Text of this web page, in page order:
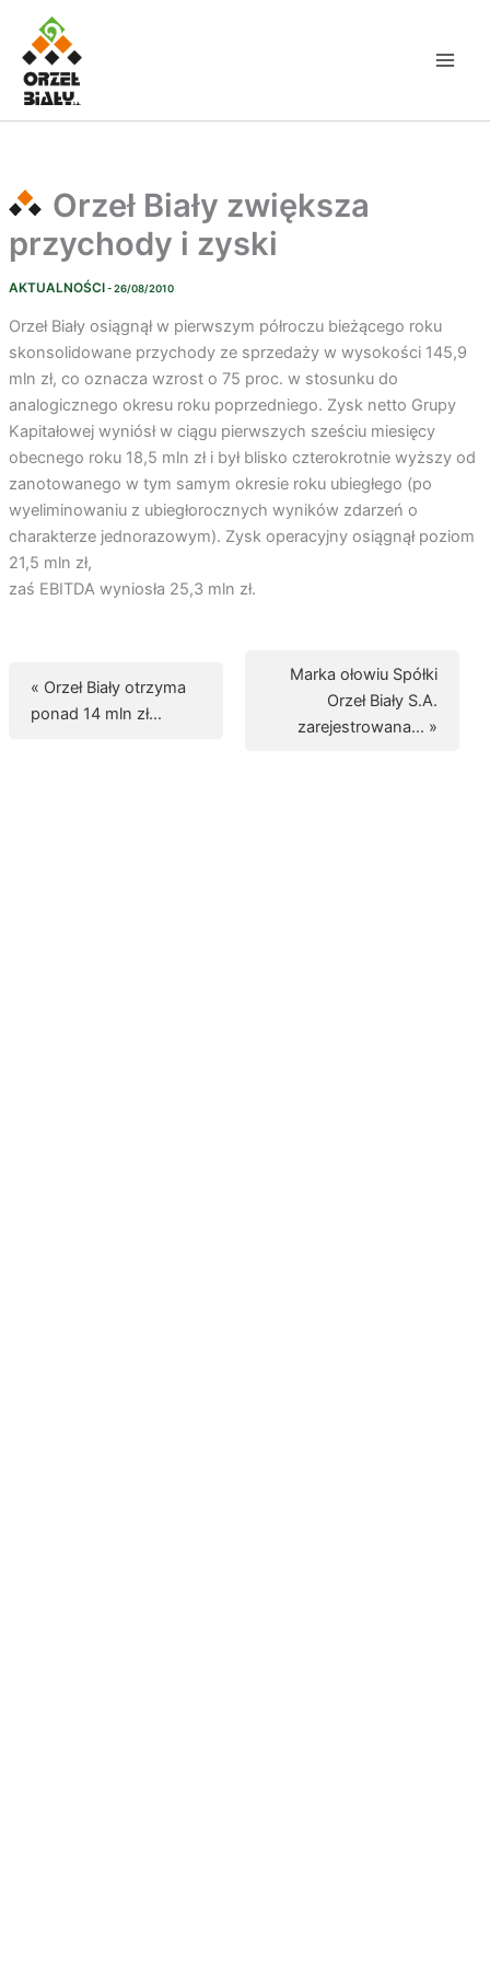
Przejdź
treści
Orzeł Biały zwiększa
przychody i zyski
AKTUALNOŚCI- 26/08/2010
Orzeł Biały osiągnął w pierwszym półroczu bieżącego roku
skonsolidowane przychody ze sprzedaży w wysokości 145,9
mln zł, co oznacza wzrost o 75 proc. w stosunku do
analogicznego okresu roku poprzedniego. Zysk netto Grupy
Kapitałowej wyniósł w ciągu pierwszych sześciu miesięcy
obecnego roku 18,5 mln zł i był blisko czterokrotnie wyższy od
zanotowanego w tym samym okresie roku ubiegłego (po
wyeliminowaniu z ubiegłorocznych wyników zdarzeń o
charakterze jednorazowym). Zysk operacyjny osiągnął poziom
21,5 mln zł,
zaś EBITDA wyniosła 25,3 mln zł.
« Orzeł Biały otrzyma
ponad 14 mln zł…
Marka ołowiu Spółki
Orzeł Biały S.A.
zarejestrowana… »